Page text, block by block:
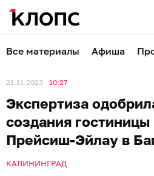
Все материалы Афиша
21.11.2023 10:27
Экспертиза
создания гостиницы
Прейсиш-Эйлау в
КАЛИНИНГРАД